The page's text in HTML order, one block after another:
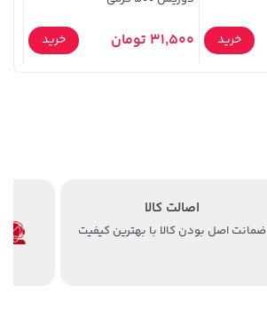
129,000 تومان
145,900
خرید 31,500 تومان خرید
اصالت کالا
ضمانت اصل بودن کالا با بهترین کیفیت